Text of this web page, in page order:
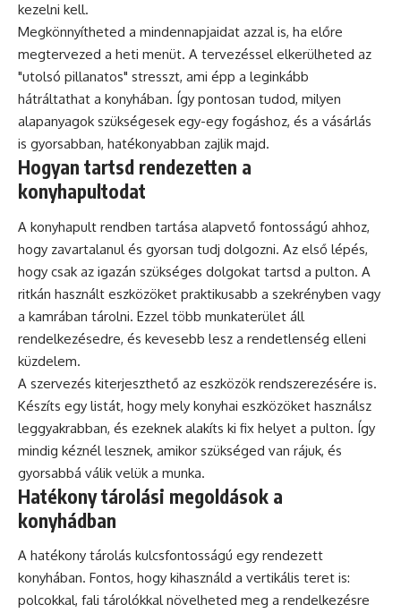
kezelni kell.
Megkönnyítheted a mindennapjaidat azzal is, ha előre
megtervezed a heti menüt. A tervezéssel elkerülheted az
"utolsó pillanatos" stresszt, ami épp a leginkább
hátráltathat a konyhában. Így pontosan tudod, milyen
alapanyagok szükségesek egy-egy fogáshoz, és a vásárlás
is gyorsabban, hatékonyabban zajlik majd.
Hogyan tartsd rendezetten a
konyhapultodat
A konyhapult rendben tartása alapvető fontosságú ahhoz,
hogy zavartalanul és gyorsan tudj dolgozni. Az első lépés,
hogy csak az igazán szükséges dolgokat tartsd a pulton. A
ritkán használt eszközöket praktikusabb a szekrényben vagy
a kamrában tárolni. Ezzel több munkaterület áll
rendelkezésedre, és kevesebb lesz a rendetlenség elleni
küzdelem.
A szervezés kiterjeszthető az eszközök rendszerezésére is.
Készíts egy listát, hogy mely konyhai eszközöket használsz
leggyakrabban, és ezeknek alakíts ki fix helyet a pulton. Így
mindig kéznél lesznek, amikor szükséged van rájuk, és
gyorsabbá válik velük a munka.
Hatékony tárolási megoldások a
konyhádban
A hatékony tárolás kulcsfontosságú egy rendezett
konyhában. Fontos, hogy kihasználd a vertikális teret is:
polcokkal, fali tárolókkal növelheted meg a rendelkezésre